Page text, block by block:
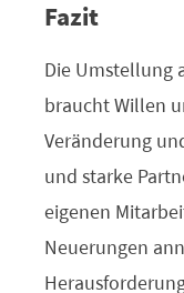
Fazit
Die Umstellung
braucht Willen
Veränderung
und starke
eigenen
Neuerungen